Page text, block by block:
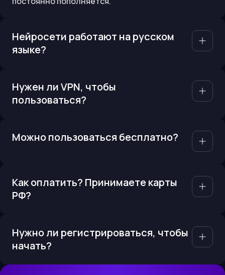
Нейросети работают на русском
языке?
Нужен ли VPN, чтобы
пользоваться?
Можно пользоваться бесплатно?
Как оплатить? Принимаете карты
РФ?
Нужно ли регистрироваться, чтобы
начать?